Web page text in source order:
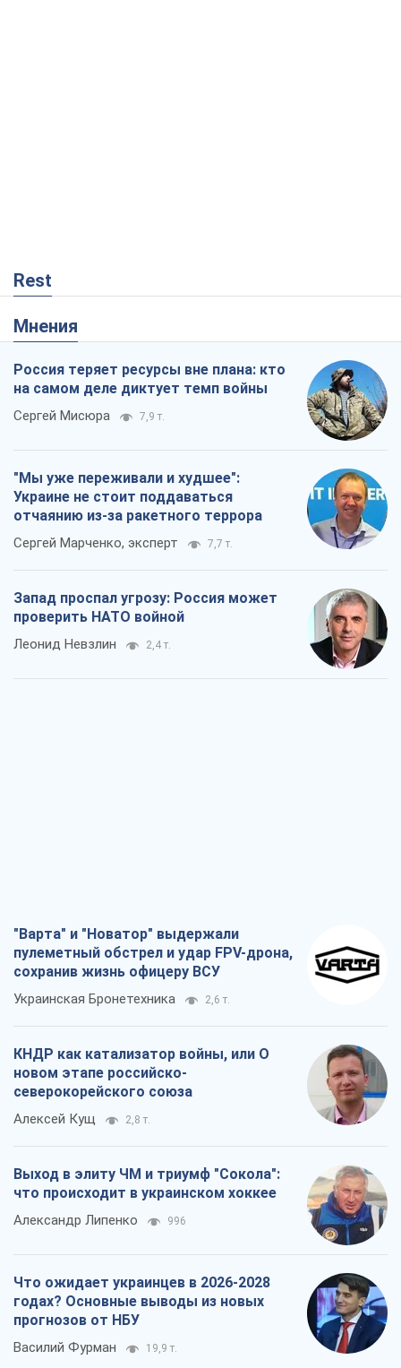
Rest
Мнения
Россия теряет ресурсы вне плана: кто
на самом деле диктует темп войны
Сергей Мисюра 7,9 т.
"Мы уже переживали и худшее":
Украине не стоит поддаваться
отчаянию из-за ракетного террора
Сергей Марченко, эксперт 7,7 т.
Запад проспал угрозу: Россия может
проверить НАТО войной
Леонид Невзлин 2,4 т.
"Варта" и "Новатор" выдержали
пулеметный обстрел и удар FPV-дрона,
сохранив жизнь офицеру ВСУ
Украинская Бронетехника 2,6 т.
КНДР как катализатор войны, или О
новом этапе российско-
северокорейского союза
Алексей Кущ 2,8 т.
Выход в элиту ЧМ и триумф "Сокола":
что происходит в украинском хоккее
Александр Липенко 996
Что ожидает украинцев в 2026-2028
годах? Основные выводы из новых
прогнозов от НБУ
Василий Фурман 19,9 т.